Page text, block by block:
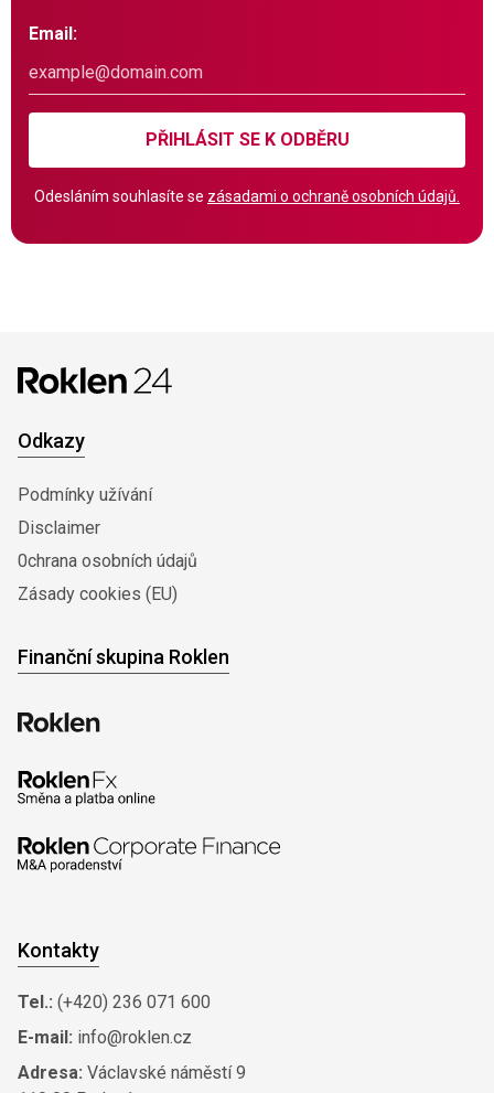
Email:
PŘIHLÁSIT SE K ODBĚRU
Odesláním souhlasíte se zásadami o ochraně osobních údajů.
Odkazy
Podmínky užívání
Disclaimer
0chrana osobních údajů
Zásady cookies (EU)
Finanční skupina Roklen
Kontakty
Tel.: (+420) 236 071 600
E-mail: info@roklen.cz
Adresa: Václavské náměstí 9